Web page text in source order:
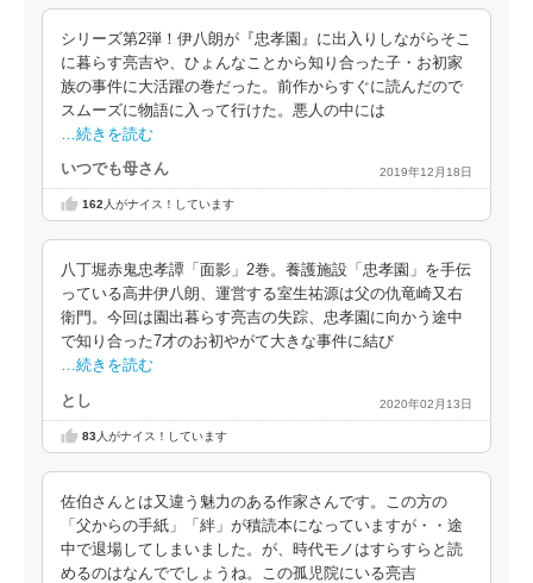
シリーズ第2弾！伊八朗が『忠孝園』に出入りしながらそこ
に暮らす亮吉や、ひょんなことから知り合った子・お初家
族の事件に大活躍の巻だった。前作からすぐに読んだので
スムーズに物語に入って行けた。悪人の中には
…続きを読む
いつでも母さん 2019年12月18日
162人がナイス！しています
八丁堀赤鬼忠孝譚「面影」2巻。養護施設「忠孝園」を手伝
っている高井伊八朗、運営する室生祐源は父の仇竜崎又右
衛門。今回は園出暮らす亮吉の失踪、忠孝園に向かう途中
で知り合った7才のお初やがて大きな事件に結び
…続きを読む
とし 2020年02月13日
83人がナイス！しています
佐伯さんとは又違う魅力のある作家さんです。この方の
「父からの手紙」「絆」が積読本になっていますが・・途
中で退場してしまいました。が、時代モノはすらすらと読
めるのはなんででしょうね。この孤児院にいる亮吉